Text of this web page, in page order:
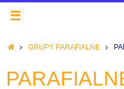
GRUPY PARAFIALNE